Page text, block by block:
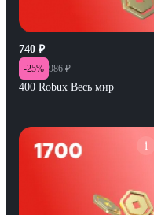
740 ₽
-25% 986 ₽
400 Robux Весь мир
i